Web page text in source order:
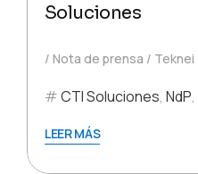
Soluciones
Nota de prensa Teknei
CTI Soluciones, NdP,
LEER MÁS